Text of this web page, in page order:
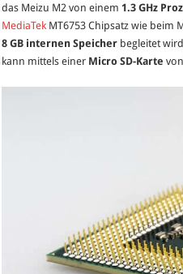
das Meizu M2 von einem1.3 GHz
MediaTek MT6753 Chipsatz wie beim
8 GB internen Speicher begleitet
kann mittels einer Micro SD-Karte